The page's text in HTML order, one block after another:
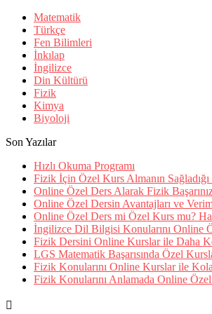
Matematik
Türkçe
Fen Bilimleri
İnkılap
İngilizce
Din Kültürü
Fizik
Kimya
Biyoloji
Son Yazılar
Hızlı Okuma Programı
Fizik İçin Özel Kurs Almanın
Online Özel Ders Alarak Fizik
Online Özel Dersin Avantajları ve
Online Özel Ders mi Özel Kurs mu?
İngilizce Dil Bilgisi Konularını Online
Fizik Dersini Online Kurslar ile Daha
LGS Matematik Başarısında Özel
Fizik Konularını Online Kurslar ile
Fizik Konularını Anlamada Online